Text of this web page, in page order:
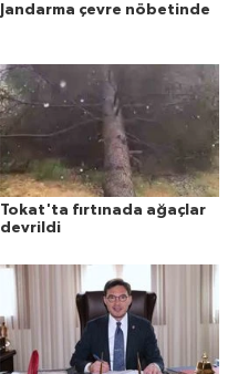
Jandarma çevre nöbetinde
Tokat'ta fırtınada ağaçlar
devrildi